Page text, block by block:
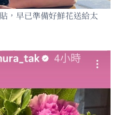
，早已準備好鮮花送給太